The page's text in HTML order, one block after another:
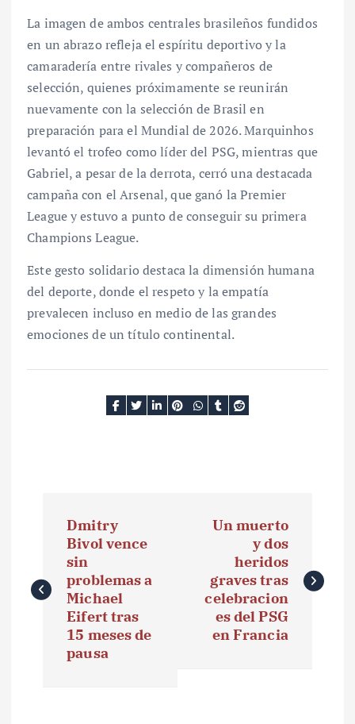
La imagen de ambos centrales brasileños fundidos
en un abrazo refleja el espíritu deportivo y la
camaradería entre rivales y compañeros de
selección, quienes próximamente se reunirán
nuevamente con la selección de Brasil en
preparación para el Mundial de 2026. Marquinhos
levantó el trofeo como líder del PSG, mientras que
Gabriel, a pesar de la derrota, cerró una destacada
campaña con el Arsenal, que ganó la Premier
League y estuvo a punto de conseguir su primera
Champions League.
Este gesto solidario destaca la dimensión humana
del deporte, donde el respeto y la empatía
prevalecen incluso en medio de las grandes
emociones de un título continental.
v
e
Dmitry
Bivol vence
sin
problemas a
Michael
Eifert tras
15 meses de
pausa
Un muerto
y dos
heridos
graves tras
celebracion
es del PSG
en Francia